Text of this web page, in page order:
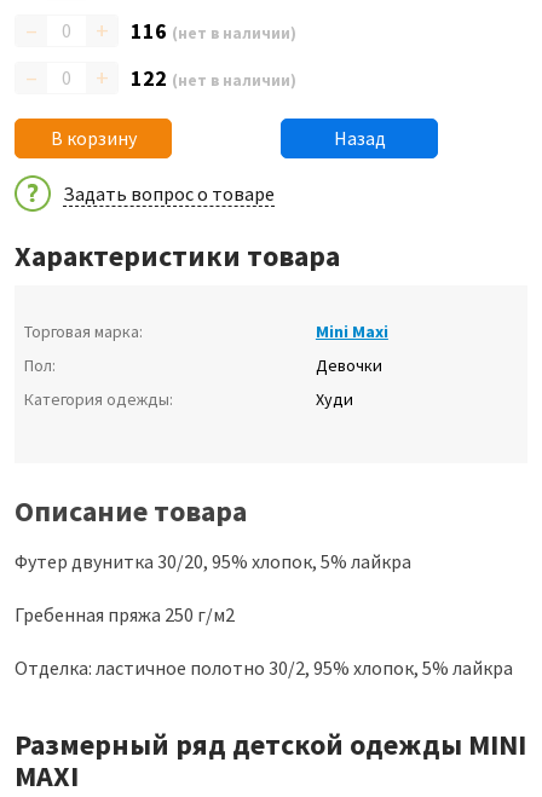
– + 116 (нет в наличии)
– + 122 (нет в наличии)
В корзину Назад
Задать вопрос о товаре
Характеристики товара
Торговая марка:
Mini Maxi
Пол:
Девочки
Категория одежды:
Худи
Описание товара
Футер двунитка 30/20, 95% хлопок, 5% лайкра
Гребенная пряжа 250 г/м2
Отделка: ластичное полотно 30/2, 95% хлопок, 5% лайкра
Размерный ряд детской одежды MINI
MAXI